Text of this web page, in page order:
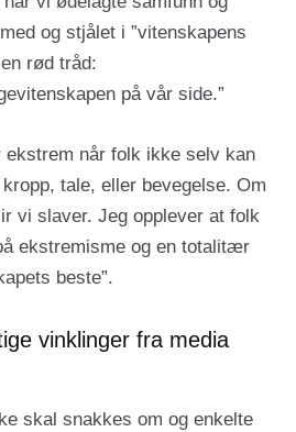
og stjålet i ”vitenskapens
rød tråd:
på vår side.”
ekstrem når folk ikke selv kan
tale, eller bevegelse. Om
vi slaver. Jeg opplever at folk
ekstremisme og en totalitær
beste”.
vinklinger fra media
skal snakkes om og enkelte